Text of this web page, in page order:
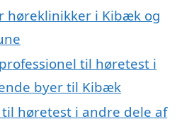
høreklinikker i Kibæk og
til høretest i
byer til Kibæk
høretest i andre dele af